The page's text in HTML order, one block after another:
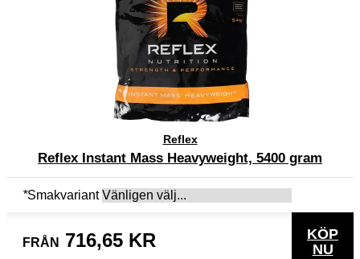
Reflex
Reflex Instant Mass Heavyweight, 5400 gram
*Smakvariant
FRÅN 716,65 KR
KÖP
NU